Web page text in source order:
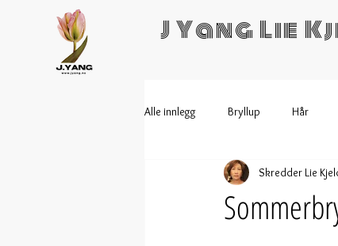
J Yang Lie
Alle innlegg Bryllup Hår
Skredder Lie